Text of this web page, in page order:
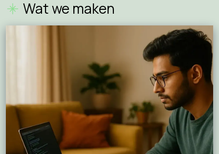
Wat we maken